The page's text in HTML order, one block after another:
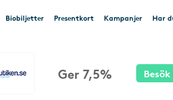
Biobiljetter Presentkort Kampanjer Har
Ger 7,5%